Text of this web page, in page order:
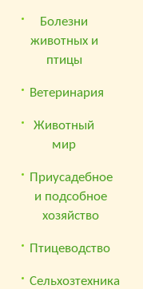
Болезни
животных и
птицы
Ветеринария
Животный
мир
Приусадебное
и подсобное
хозяйство
Птицеводство
Сельхозтехника